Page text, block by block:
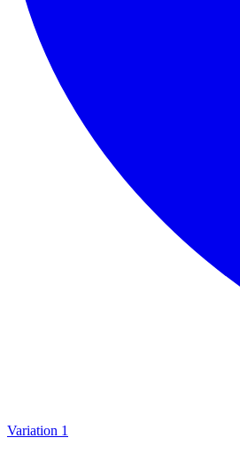
Variation 1